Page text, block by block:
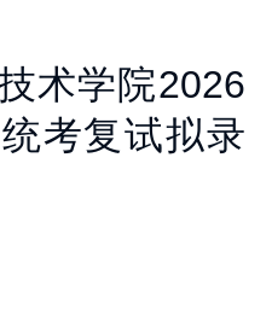
术学院2026
考复试拟录